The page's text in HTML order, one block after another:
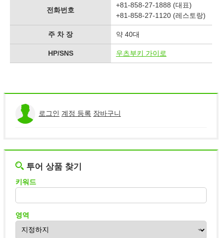
전화번호
+81-858-27-1888 (대표)
+81-858-27-1120 (레스토랑)
주 차 장 약 40대
HP/SNS 우츠부키 가이로
로그인 계정 등록 장바구니
투어 상품 찾기
키워드
영역